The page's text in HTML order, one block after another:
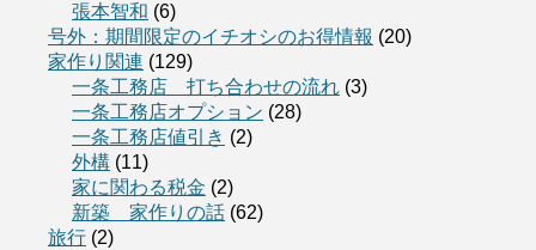
張本智和 (6)
号外：期間限定のイチオシのお得情報 (20)
家作り関連 (129)
一条工務店 打ち合わせの流れ (3)
一条工務店オプション (28)
一条工務店値引き (2)
外構 (11)
家に関わる税金 (2)
新築 家作りの話 (62)
旅行 (2)